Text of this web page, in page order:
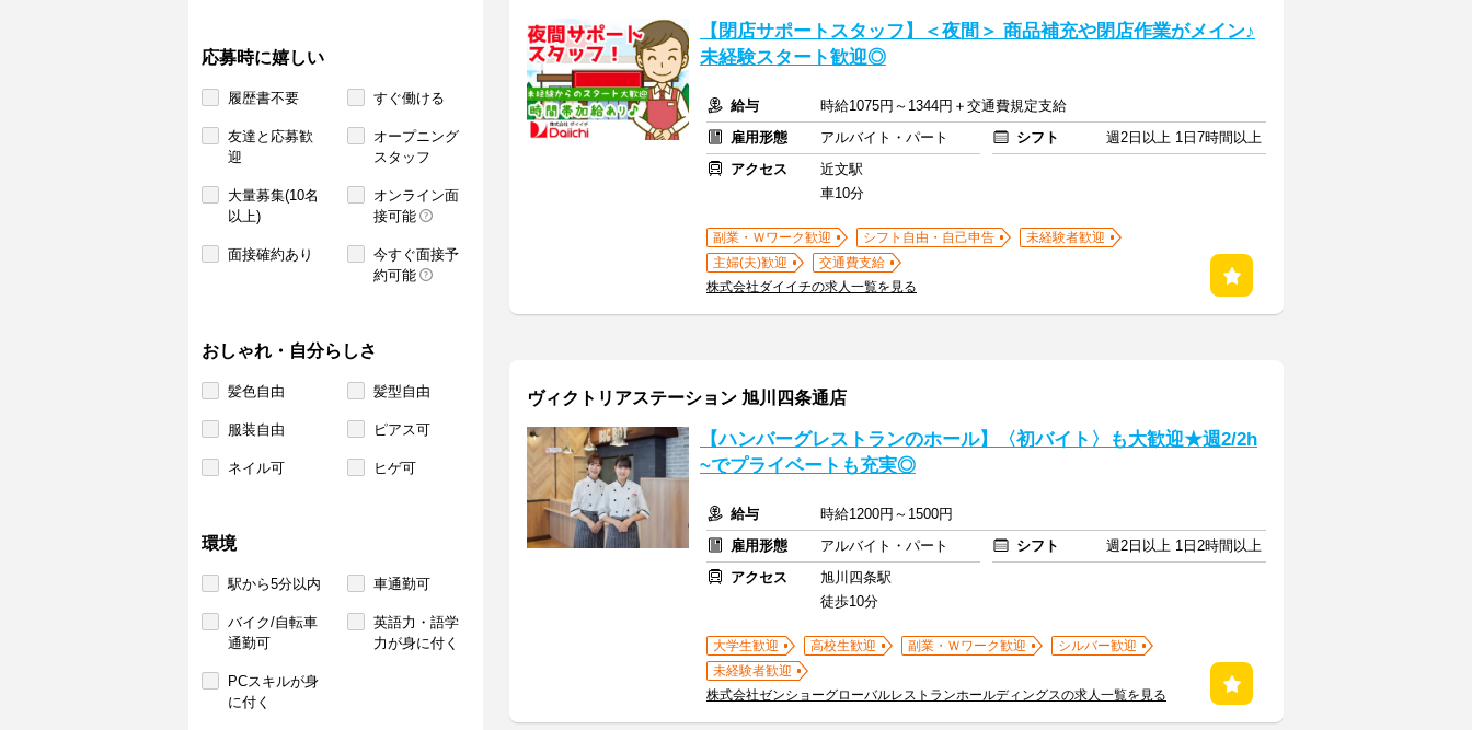
応募時に嬉しい
履歴書不要 すぐ働ける
友達と応募歓
迎
オープニング
スタッフ
大量募集(10名
以上)
オンライン面
接可能
面接確約あり
今すぐ面接予
約可能
おしゃれ・自分らしさ
髪色自由 髪型自由
服装自由 ピアス可
ネイル可 ヒゲ可
環境
駅から5分以内 車通勤可
バイク/自転車
通勤可
英語力・語学
力が身に付く
PCスキルが身
に付く
【閉店サポートスタッフ】＜夜間＞ 商品補充や閉店作業がメイン♪
未経験スタート歓迎◎
給与
時給1075円～1344円＋交通費規定支給
雇用形態
アルバイト・パート シフト
週2日以上 1日7時間以上
アクセス
近文駅
車10分
副業・Ｗワーク歓迎 シフト自由・自己申告
未経験者歓迎
主婦(夫)歓迎
交通費支給
株式会社ダイイチの求人一覧を見る
ヴィクトリアステーション 旭川四条通店
【ハンバーグレストランのホール】〈初バイト〉も大歓迎★週2/2h
~でプライベートも充実◎
給与
時給1200円～1500円
雇用形態
アルバイト・パート シフト
週2日以上 1日2時間以上
アクセス
旭川四条駅
徒歩10分
大学生歓迎 高校生歓迎 副業・Ｗワーク歓迎
シルバー歓迎
未経験者歓迎
株式会社ゼンショーグローバルレストランホールディングスの求人一覧を見る